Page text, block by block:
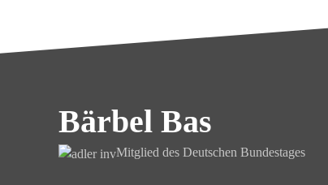
Bärbel Bas
Mitglied des Deutschen Bundestages